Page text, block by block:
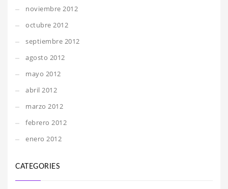
noviembre 2012
octubre 2012
septiembre 2012
agosto 2012
mayo 2012
abril 2012
marzo 2012
febrero 2012
enero 2012
CATEGORIES